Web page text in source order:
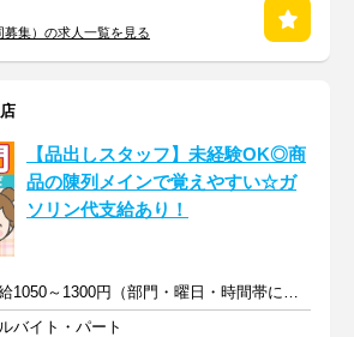
集）の求人一覧を見る
【品出しスタッフ】未経験OK◎商
品の陳列メインで覚えやすい☆ガ
ソリン代支給あり！
時給1050～1300円（部門・曜日・時間帯による）＋交通費
バイト・パート